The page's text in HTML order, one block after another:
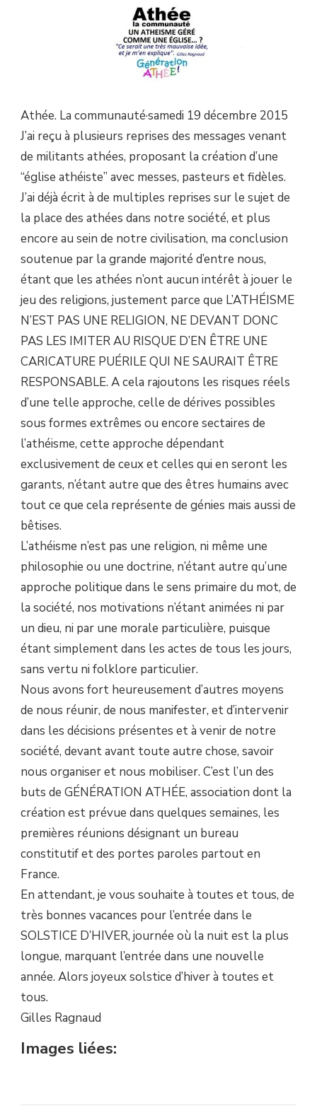
Athée. La communauté·samedi 19 décembre 2015
J’ai reçu à plusieurs reprises des messages venant
de militants athées, proposant la création d’une
“église athéiste” avec messes, pasteurs et fidèles.
J’ai déjà écrit à de multiples reprises sur le sujet de
la place des athées dans notre société, et plus
encore au sein de notre civilisation, ma conclusion
soutenue par la grande majorité d’entre nous,
étant que les athées n’ont aucun intérêt à jouer le
jeu des religions, justement parce que L’ATHÉISME
N’EST PAS UNE RELIGION, NE DEVANT DONC
PAS LES IMITER AU RISQUE D’EN ÊTRE UNE
CARICATURE PUÉRILE QUI NE SAURAIT ÊTRE
RESPONSABLE. A cela rajoutons les risques réels
d’une telle approche, celle de dérives possibles
sous formes extrêmes ou encore sectaires de
l’athéisme, cette approche dépendant
exclusivement de ceux et celles qui en seront les
garants, n’étant autre que des êtres humains avec
tout ce que cela représente de génies mais aussi de
bêtises.
L’athéisme n’est pas une religion, ni même une
philosophie ou une doctrine, n’étant autre qu’une
approche politique dans le sens primaire du mot, de
la société, nos motivations n’étant animées ni par
un dieu, ni par une morale particulière, puisque
étant simplement dans les actes de tous les jours,
sans vertu ni folklore particulier.
Nous avons fort heureusement d’autres moyens
de nous réunir, de nous manifester, et d’intervenir
dans les décisions présentes et à venir de notre
société, devant avant toute autre chose, savoir
nous organiser et nous mobiliser. C’est l’un des
buts de GÉNÉRATION ATHÉE, association dont la
création est prévue dans quelques semaines, les
premières réunions désignant un bureau
constitutif et des portes paroles partout en
France.
En attendant, je vous souhaite à toutes et tous, de
très bonnes vacances pour l’entrée dans le
SOLSTICE D’HIVER, journée où la nuit est la plus
longue, marquant l’entrée dans une nouvelle
année. Alors joyeux solstice d’hiver à toutes et
tous.
Gilles Ragnaud
Images liées: